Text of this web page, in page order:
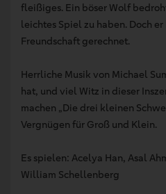
fleißiges. Ein böser Wolf
leichtes Spiel zu haben. Doch
Freundschaft gerechnet.
Herrliche Musik von Michael
hat, und viel Witz in dieser
machen „Die drei kleinen
Vergnügen für Groß und Klein.
Es spielen: Acelya Han, Asal
William Schellenberg